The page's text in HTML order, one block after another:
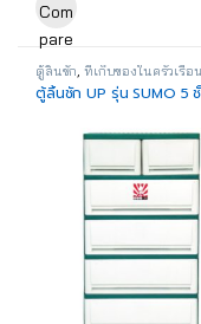
Com
pare
ตู้ลิ้นชัก,ที่เก็บของในครัวเรือน
ตู้ลิ้นชัก UP รุ่น SUMO 5